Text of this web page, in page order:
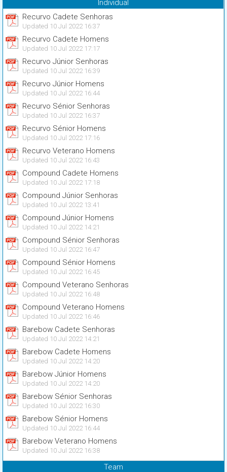
Individual
Recurvo Cadete Senhoras
Updated 10 Jul 2022 16:37
Recurvo Cadete Homens
Updated 10 Jul 2022 17:17
Recurvo Júnior Senhoras
Updated 10 Jul 2022 16:39
Recurvo Júnior Homens
Updated 10 Jul 2022 16:44
Recurvo Sénior Senhoras
Updated 10 Jul 2022 16:37
Recurvo Sénior Homens
Updated 10 Jul 2022 17:16
Recurvo Veterano Homens
Updated 10 Jul 2022 16:43
Compound Cadete Homens
Updated 10 Jul 2022 17:18
Compound Júnior Senhoras
Updated 10 Jul 2022 13:41
Compound Júnior Homens
Updated 10 Jul 2022 14:21
Compound Sénior Senhoras
Updated 10 Jul 2022 16:47
Compound Sénior Homens
Updated 10 Jul 2022 16:45
Compound Veterano Senhoras
Updated 10 Jul 2022 16:48
Compound Veterano Homens
Updated 10 Jul 2022 16:46
Barebow Cadete Senhoras
Updated 10 Jul 2022 14:21
Barebow Cadete Homens
Updated 10 Jul 2022 14:20
Barebow Júnior Homens
Updated 10 Jul 2022 14:20
Barebow Sénior Senhoras
Updated 10 Jul 2022 16:30
Barebow Sénior Homens
Updated 10 Jul 2022 16:44
Barebow Veterano Homens
Updated 10 Jul 2022 16:38
Team